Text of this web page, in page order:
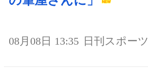
08月08日 13:35 日刊スポーツ